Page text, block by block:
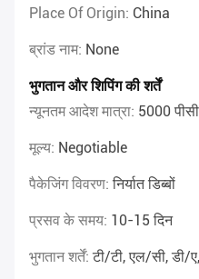
Place Of Origin: China
ब्रांड नाम: None
भुगतान और शिपिंग की शर्तें
न्यूनतम आदेश मात्रा: 5000 पीसी
मूल्य: Negotiable
पैकेजिंग विवरण:निर्यात डिब्बों
प्रसव के समय: 10-15 दिन
भुगतान शर्तें:टी/टी, एल/सी, डी/